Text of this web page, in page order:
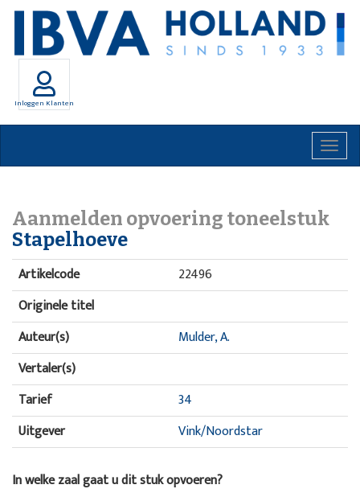
Inloggen Klanten
Aanmelden opvoering toneelstuk
Stapelhoeve
Artikelcode
22496
Originele titel
Auteur(s)
Mulder, A.
Vertaler(s)
Tarief
34
Uitgever
Vink/Noordstar
In welke zaal gaat u dit stuk opvoeren?